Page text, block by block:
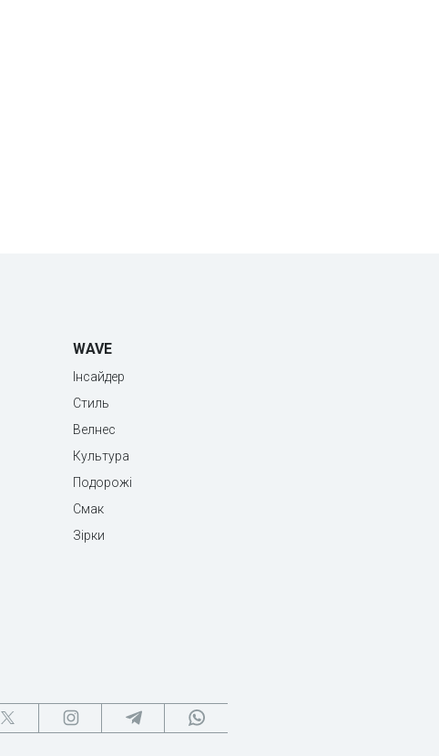
WAVE
Інсайдер
Стиль
Велнес
Культура
Подорожі
Смак
Зірки